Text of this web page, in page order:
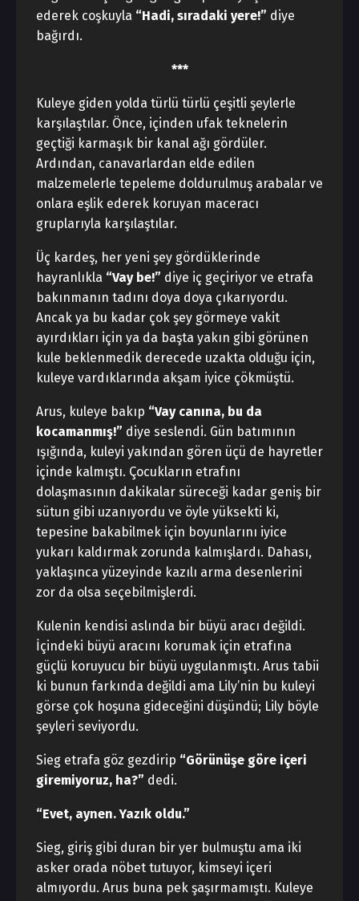
ederek coşkuyla “Hadi, sıradaki yere!” diye
bağırdı.
***
Kuleye giden yolda türlü türlü çeşitli şeylerle
karşılaştılar. Önce, içinden ufak teknelerin
geçtiği karmaşık bir kanal ağı gördüler.
Ardından, canavarlardan elde edilen
malzemelerle tepeleme doldurulmuş arabalar ve
onlara eşlik ederek koruyan maceracı
gruplarıyla karşılaştılar.
Üç kardeş, her yeni şey gördüklerinde
hayranlıkla “Vay be!” diye iç geçiriyor ve etrafa
bakınmanın tadını doya doya çıkarıyordu.
Ancak ya bu kadar çok şey görmeye vakit
ayırdıkları için ya da başta yakın gibi görünen
kule beklenmedik derecede uzakta olduğu için,
kuleye vardıklarında akşam iyice çökmüştü.
Arus, kuleye bakıp “Vay canına, bu da
kocamanmış!” diye seslendi. Gün batımının
ışığında, kuleyi yakından gören üçü de hayretler
içinde kalmıştı. Çocukların etrafını
dolaşmasının dakikalar süreceği kadar geniş bir
sütun gibi uzanıyordu ve öyle yüksekti ki,
tepesine bakabilmek için boyunlarını iyice
yukarı kaldırmak zorunda kalmışlardı. Dahası,
yaklaşınca yüzeyinde kazılı arma desenlerini
zor da olsa seçebilmişlerdi.
Kulenin kendisi aslında bir büyü aracı değildi.
İçindeki büyü aracını korumak için etrafına
güçlü koruyucu bir büyü uygulanmıştı. Arus tabii
ki bunun farkında değildi ama Lily’nin bu kuleyi
görse çok hoşuna gideceğini düşündü; Lily böyle
şeyleri seviyordu.
Sieg etrafa göz gezdirip “Görünüşe göre içeri
giremiyoruz, ha?” dedi.
“Evet, aynen. Yazık oldu.”
Sieg, giriş gibi duran bir yer bulmuştu ama iki
asker orada nöbet tutuyor, kimseyi içeri
almıyordu. Arus buna pek şaşırmamıştı. Kuleye